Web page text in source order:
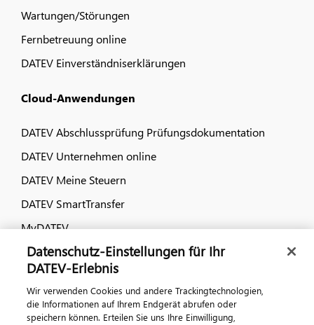
Wartungen/Störungen
Fernbetreuung online
DATEV Einverständniserklärungen
Cloud-Anwendungen
DATEV Abschlussprüfung Prüfungsdokumentation
DATEV Unternehmen online
DATEV Meine Steuern
DATEV SmartTransfer
MyDATEV
Dialog & Medien
Veranstaltungen
DATEV magazin
Datenschutz-Einstellungen für Ihr
DATEV-Erlebnis
Wir verwenden Cookies und andere Trackingtechnologien,
die Informationen auf Ihrem Endgerät abrufen oder
speichern können. Erteilen Sie uns Ihre Einwilligung,